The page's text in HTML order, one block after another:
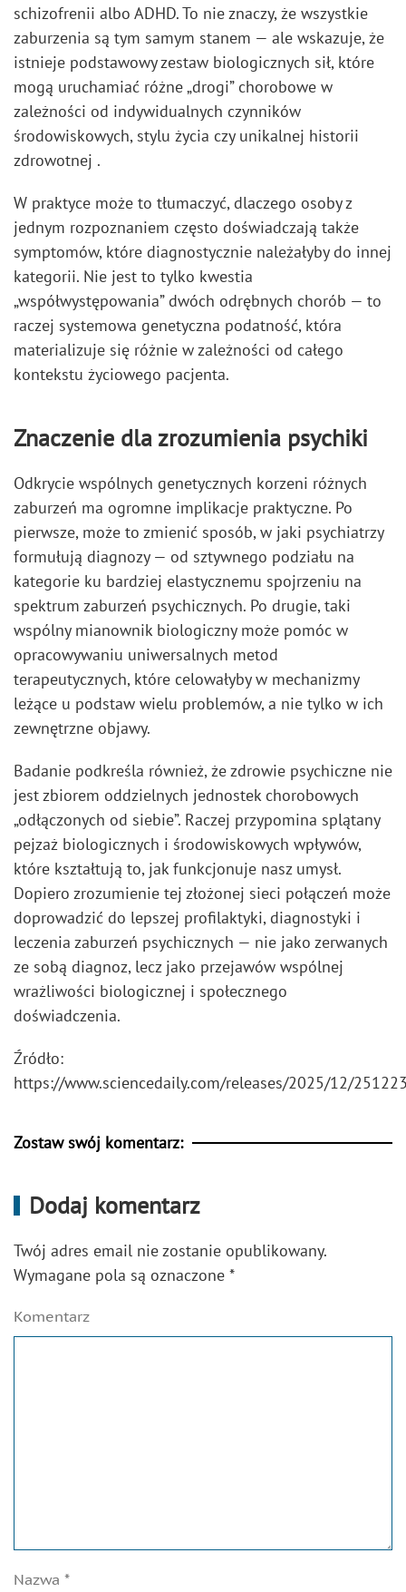
schizofrenii albo ADHD. To nie znaczy, że wszystkie
zaburzenia są tym samym stanem — ale wskazuje, że
istnieje podstawowy zestaw biologicznych sił, które
mogą uruchamiać różne „drogi” chorobowe w
zależności od indywidualnych czynników
środowiskowych, stylu życia czy unikalnej historii
zdrowotnej .
W praktyce może to tłumaczyć, dlaczego osoby z
jednym rozpoznaniem często doświadczają także
symptomów, które diagnostycznie należałyby do innej
kategorii. Nie jest to tylko kwestia
„współwystępowania” dwóch odrębnych chorób — to
raczej systemowa genetyczna podatność, która
materializuje się różnie w zależności od całego
kontekstu życiowego pacjenta.
Znaczenie dla zrozumienia psychiki
Odkrycie wspólnych genetycznych korzeni różnych
zaburzeń ma ogromne implikacje praktyczne. Po
pierwsze, może to zmienić sposób, w jaki psychiatrzy
formułują diagnozy — od sztywnego podziału na
kategorie ku bardziej elastycznemu spojrzeniu na
spektrum zaburzeń psychicznych. Po drugie, taki
wspólny mianownik biologiczny może pomóc w
opracowywaniu uniwersalnych metod
terapeutycznych, które celowałyby w mechanizmy
leżące u podstaw wielu problemów, a nie tylko w ich
zewnętrzne objawy.
Badanie podkreśla również, że zdrowie psychiczne nie
jest zbiorem oddzielnych jednostek chorobowych
„odłączonych od siebie”. Raczej przypomina splątany
pejzaż biologicznych i środowiskowych wpływów,
które kształtują to, jak funkcjonuje nasz umysł.
Dopiero zrozumienie tej złożonej sieci połączeń może
doprowadzić do lepszej profilaktyki, diagnostyki i
leczenia zaburzeń psychicznych — nie jako zerwanych
ze sobą diagnoz, lecz jako przejawów wspólnej
wrażliwości biologicznej i społecznego
doświadczenia.
Źródło:
https://www.sciencedaily.com/releases/2025/12/
Zostaw swój komentarz:
Dodaj komentarz
Twój adres email nie zostanie opublikowany.
Wymagane pola są oznaczone *
Komentarz
Nazwa *